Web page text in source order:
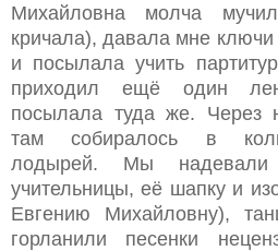
Михайловна молча
кричала), давала мне ключи
и посылала учить
приходил ещё один
посылала туда же. Через
там собиралось в
лодырей. Мы
учительницы, её шапку и
Евгению Михайловну),
горланили песенки